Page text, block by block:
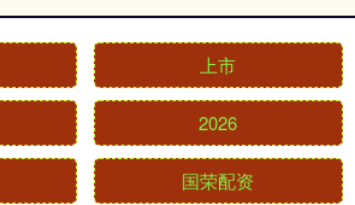
上市
2026
国荣配资